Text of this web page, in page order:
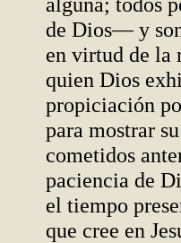
de Dios— y
en virtud de la
quien Dios
propiciación
para mostrar
cometidos
paciencia de
el tiempo
que cree en